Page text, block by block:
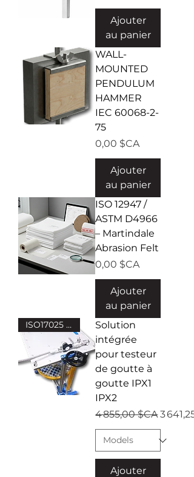
Ajouter
au panier
WALL-
MOUNTED
PENDULUM
HAMMER
IEC 60068-2-
75
Prix
0,00 $CA
Ajouter
au panier
ISO 12947 /
ASTM D4966
– Martindale
Abrasion Felt
Prix
0,00 $CA
Ajouter
au panier
ISO17025 certificate Included!
Solution
intégrée
pour testeur
de goutte à
goutte IPX1
IPX2
Prix original
4 855,00 $CAPrix
3
Ajouter